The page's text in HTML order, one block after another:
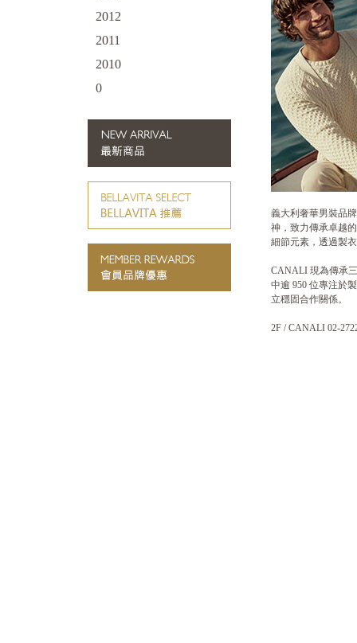
2012
2011
2010
0
義大利奢華男裝品
神，致力傳承卓越
細節元素，透過製
CANALI 現為傳承
中逾 950 位專注於
立穩固合作關係。
2F / CANALI 02-